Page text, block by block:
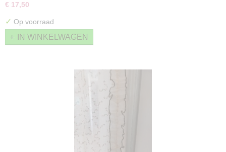
€ 17,50
✓ Op voorraad
IN WINKELWAGEN